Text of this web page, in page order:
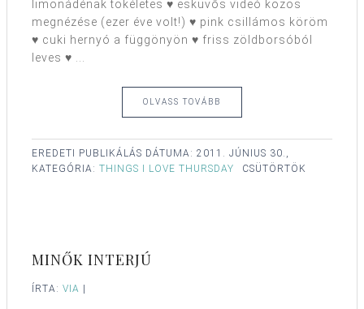
limonádénak tökéletes ♥ esküvős videó közös
megnézése (ezer éve volt!) ♥ pink csillámos köröm
♥ cuki hernyó a függönyön ♥ friss zöldborsóból
leves ♥ ...
OLVASS TOVÁBB
EREDETI PUBLIKÁLÁS DÁTUMA: 2011. JÚNIUS 30.,
CSÜTÖRTÖK
KATEGÓRIA: THINGS I LOVE THURSDAY
MINŐK INTERJÚ
ÍRTA: VIA |